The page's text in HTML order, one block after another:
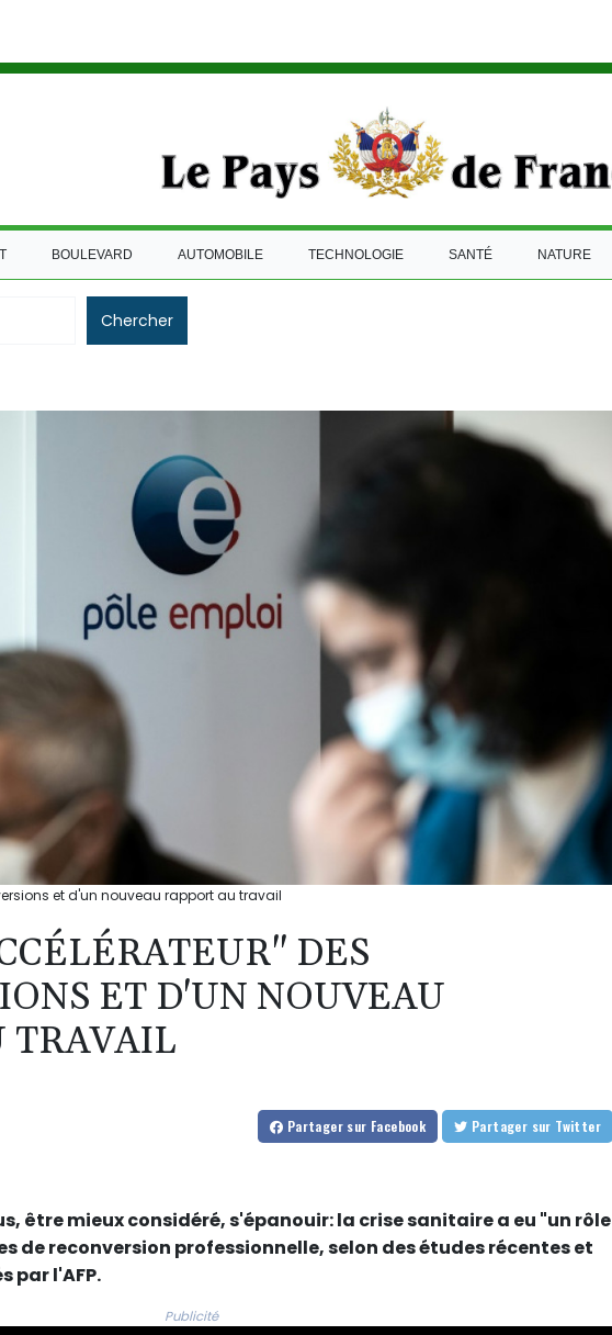
BOULEVARD AUTOMOBILE TECHNOLOGIE SANTÉ NATURE
Chercher
et d'un nouveau rapport au travail
DES
ET D'UN NOUVEAU
TRAVAIL
Partager sur Facebook Partager sur Twitter
être mieux considéré, s'épanouir: la crise sanitaire a eu "un rôle
de reconversion professionnelle, selon des études récentes et
par l'AFP.
Publicité